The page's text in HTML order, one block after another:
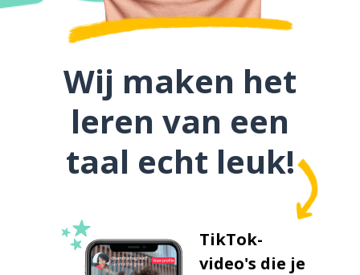
Wij maken het
leren van een
taal echt leuk!
TikTok-
video's die je